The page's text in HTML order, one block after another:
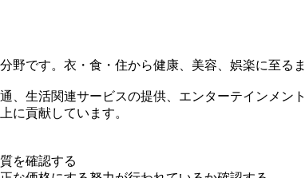
です。衣・食・住から健康、美容、娯楽に至る
、生活関連サービスの提供、エンターテインメン
に貢献しています。
を確認する